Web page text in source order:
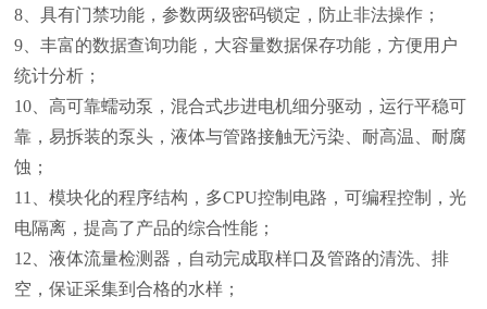
8、具有门禁功能，参数两级密码锁定，防止非法操作；
9、丰富的数据查询功能，大容量数据保存功能，方便用户
统计分析；
10、高可靠蠕动泵，混合式步进电机细分驱动，运行平稳可
靠，易拆装的泵头，液体与管路接触无污染、耐高温、耐腐
蚀；
11、模块化的程序结构，多CPU控制电路，可编程控制，光
电隔离，提高了产品的综合性能；
12、液体流量检测器，自动完成取样口及管路的清洗、排
空，保证采集到合格的水样；